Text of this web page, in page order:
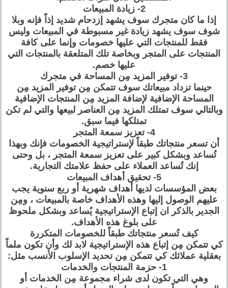
2- زيادة المبيعات
إذا ما كان متجرك سوف يشهد إزدحام شديد إذاً فإنه وبلا
شوف سوف يشهد زيادة غير مسبوطة في المبيعات وليس
فقط للمنتجات التي عليها خصومات وإنما على كافة
المنتجات على المتجر وبخاصة تلك المتلعقة بالمنتجات التي
عليها خصم.
3- توفير المزيد مِن المساحة في متجرك
حينما تزداد مبيعاتك سوف تتمكن مِن توفير المزيد مِن
المساحة الإضافية لإضافة المزيد مِن المنتجات الإضافية
وبالتالي سوف تمتلك المزيد مِن العناصر لبيعها والتي لم تكن
تمتلكها فيما سبق.
4- تعزيز سمعة المتجر
أن تسعر منتجاتك طبقاً لإستراتيجية الخصومات فإنك وبهذا
تُساعد وبشكل كبير على تعزيز سمعة المتجر ، بل وحتى
إنك تُساعد العملاء على حفظ علامتك التجارية.
5- تحقيق أهداف المبيعات
بعض المؤسسات لديها أهداف شهرية أو ربع سنوية يجب
عليهم الوصول إليها وهذه الأهداف خاصة بالمبيعات ، ومِن
الجدير بالذكر ان إتباع الإستراتيجية يُساعد وبشكل ملحوظ
على بلوغ هذه الأهداف.
كيف تُسعر منتجاتك طبقاً للخصومات المتكررة
كي تتمكن مِن إتباع هذه الإستراتيجية لابد لك وأن تكون ملماً
بعقلية عملائك كي تتمكن مِن تحديد الإسلوب الأنسب مثل:
1- حزمة المنتجات والخدمات
وهي التي تكون لدى شراء مجموعة مِن الخدمات أو